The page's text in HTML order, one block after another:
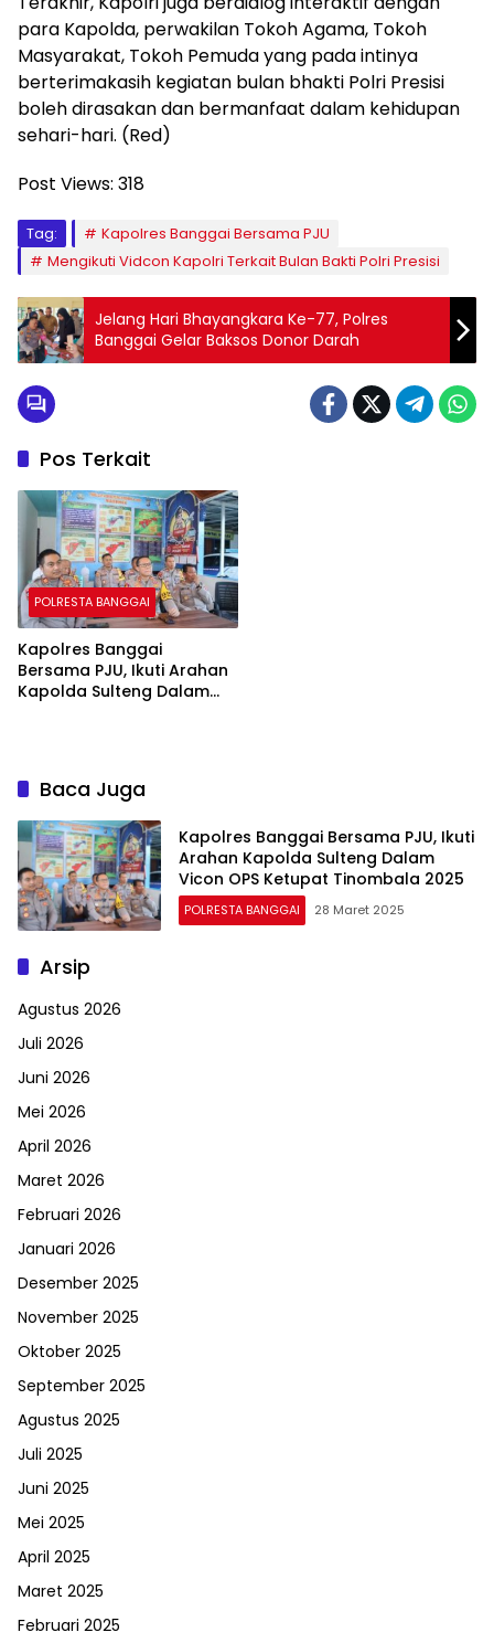
para Kapolda, perwakilan Tokoh Agama, Tokoh
Masyarakat, Tokoh Pemuda yang pada intinya
berterimakasih kegiatan bulan bhakti Polri Presisi
boleh dirasakan dan bermanfaat dalam kehidupan
sehari-hari. (Red)
Post Views: 318
Tag:
Kapolres Banggai Bersama PJU
Mengikuti Vidcon Kapolri Terkait Bulan Bakti Polri Presisi
Jelang Hari Bhayangkara Ke-77, Polres
Banggai Gelar Baksos Donor Darah
Pos Terkait
POLRESTA BANGGAI
Kapolres Banggai
Bersama PJU, Ikuti Arahan
Kapolda Sulteng Dalam
Baca Juga
Kapolres Banggai Bersama PJU, Ikuti
Arahan Kapolda Sulteng Dalam
Vicon OPS Ketupat Tinombala 2025
POLRESTA BANGGAI 28 Maret 2025
Arsip
Agustus 2026
Juli 2026
Juni 2026
Mei 2026
April 2026
Maret 2026
Februari 2026
Januari 2026
Desember 2025
November 2025
Oktober 2025
September 2025
Agustus 2025
Juli 2025
Juni 2025
Mei 2025
April 2025
Maret 2025
Februari 2025